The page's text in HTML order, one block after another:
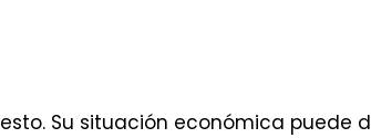
Su situación económica puede